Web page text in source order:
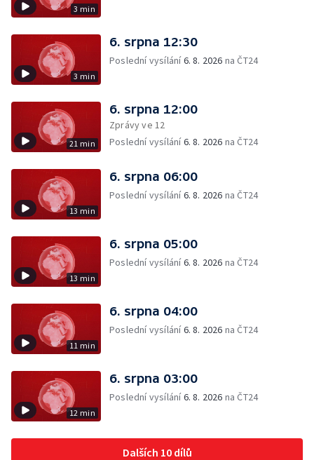
3 min
3 min
6. srpna 12:30
Poslední vysílání6. 8. 2026 na ČT24
21 min
6. srpna 12:00
Zprávy ve 12
Poslední vysílání6. 8. 2026 na ČT24
13 min
6. srpna 06:00
Poslední vysílání6. 8. 2026 na ČT24
13 min
6. srpna 05:00
Poslední vysílání6. 8. 2026 na ČT24
11 min
6. srpna 04:00
Poslední vysílání6. 8. 2026 na ČT24
12 min
6. srpna 03:00
Poslední vysílání6. 8. 2026 na ČT24
Dalších 10 dílů